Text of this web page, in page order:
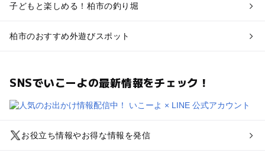
子どもと楽しめる！柏市の釣り堀
柏市のおすすめ外遊びスポット
SNSでいこーよの最新情報をチェック！
お役立ち情報やお得な情報を発信